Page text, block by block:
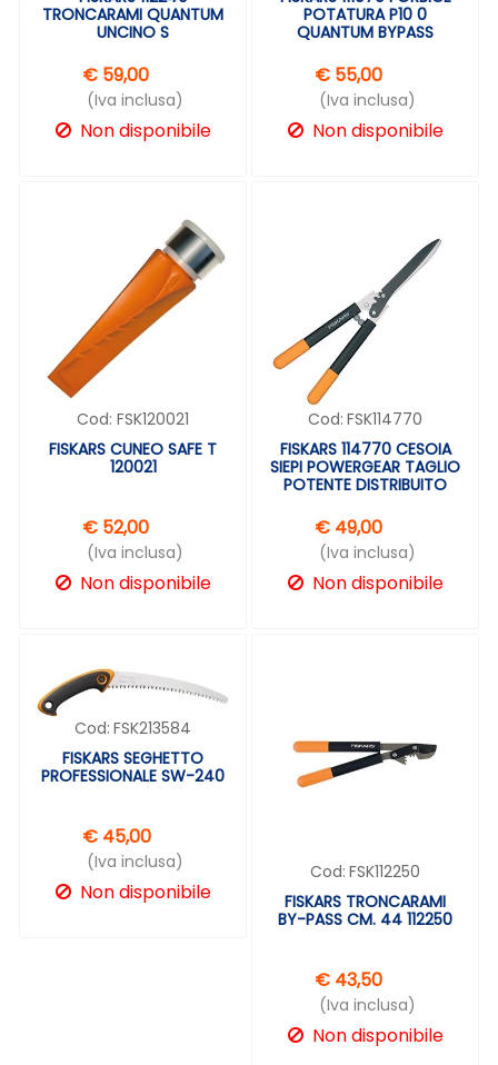
TRONCARAMI QUANTUM
UNCINO S
€ 59,00
(Iva inclusa)
Non disponibile
POTATURA P10 0
QUANTUM BYPASS
€ 55,00
(Iva inclusa)
Non disponibile
Cod: FSK120021
FISKARS CUNEO SAFE T
120021
€ 52,00
(Iva inclusa)
Non disponibile
Cod: FSK114770
FISKARS 114770 CESOIA
SIEPI POWERGEAR TAGLIO
POTENTE DISTRIBUITO
€ 49,00
(Iva inclusa)
Non disponibile
Cod: FSK213584
FISKARS SEGHETTO
PROFESSIONALE SW-240
€ 45,00
(Iva inclusa)
Non disponibile
Cod: FSK112250
FISKARS TRONCARAMI
BY-PASS CM. 44 112250
€ 43,50
(Iva inclusa)
Non disponibile